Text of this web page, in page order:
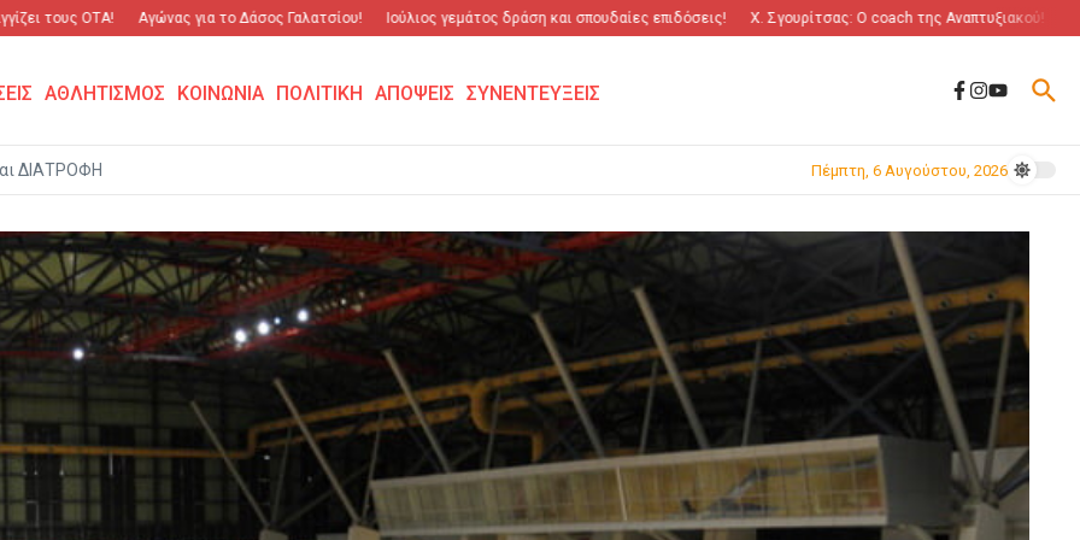
τους ΟΤΑ! Αγώνας για το Δάσος Γαλατσίου! Ιούλιος γεμάτος δράση και σπουδαίες επιδόσεις! Χ. Σγουρίτσας: O coach της Αναπτυξιακού!
ΑΘΛΗΤΙΣΜΟΣ ΚΟΙΝΩΝΙΑ ΠΟΛΙΤΙΚΗ ΑΠΟΨΕΙΣ ΣΥΝΕΝΤΕΥΞΕΙΣ
ΔΙΑΤΡΟΦΗ Πέμπτη, 6 Αυγούστου, 2026